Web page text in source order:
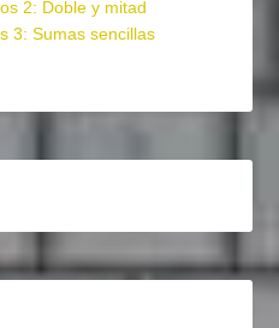
2: Doble y mitad
3: Sumas sencillas